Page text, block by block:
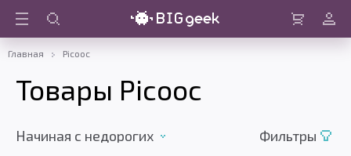
Войти
Главная Picooc
Товары Picooc
Начиная с недорогих Фильтры